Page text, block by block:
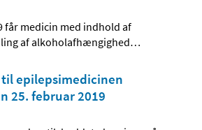
får medicin med indhold af
af alkoholafhængighed…
epilepsimedicinen
25. februar 2019